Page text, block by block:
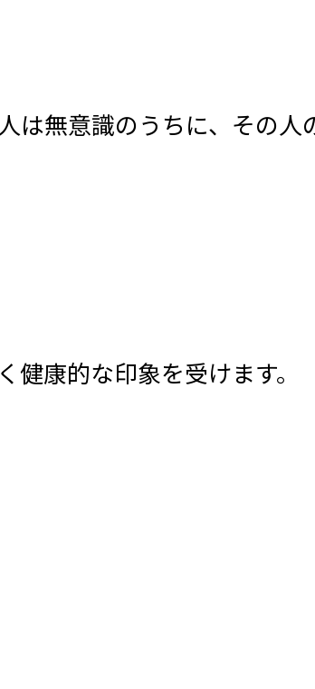
無意識のうちに、その人
康的な印象を受けます。